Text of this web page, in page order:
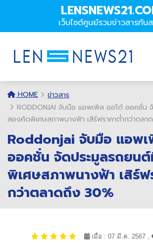
เว็บไซต์ศูนย์รวมข่าวสารทัน
HOME
ข่าวสาร
RODDONJAI จับมือ แอพเพิล ออโต้ ออคชั่น
สองคัดพิเศษสภาพนางฟ้า เสิร์ฟราคาต่ำกว่าตลา
Roddonjai จับมือ แอพ
ออคชั่น จัดประมูลรถยน
พิเศษสภาพนางฟ้า เสิร์ฟ
กว่าตลาดถึง 30%
เมื่อ : 07 มี.ค. 2567 ,